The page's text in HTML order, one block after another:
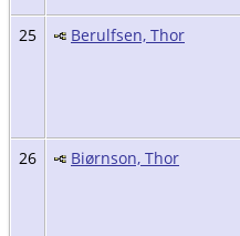
25 Berulfsen, Thor
26 Biørnson, Thor